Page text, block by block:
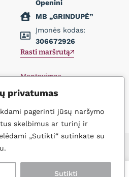
privatumas
pagerinti jūsų naršymo
skelbimus ar turinį ir
„Sutikti“ sutinkate su
Sutikti
Openini
MB „GRINDUPĖ”
Įmonės kodas:
306672926
Rasti maršrutą
Montavimas
Didmena
Kontaktai
Visos Teisės Saugomos
Filtruoti